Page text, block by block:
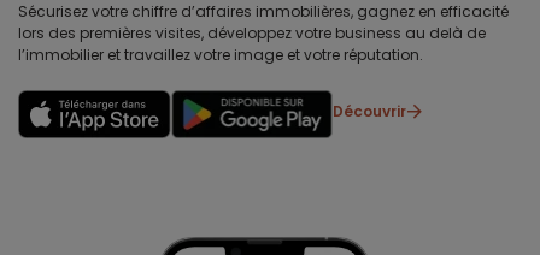
Sécurisez votre chiffre d’affaires immobilières, gagnez en efficacité
lors des premières visites, développez votre business au delà de
l’immobilier et travaillez votre image et votre réputation.
Découvrir